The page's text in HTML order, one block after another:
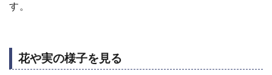
す。
花や実の様子を見る